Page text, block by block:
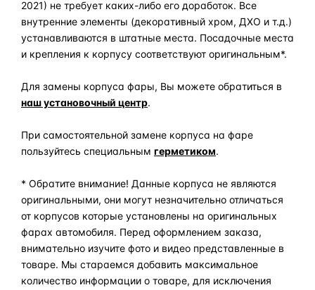
2021) не требует каких-либо его доработок. Все
внутренние элементы (декоративный хром, ДХО и т.д.)
устанавливаются в штатные места. Посадочные места
и крепления к корпусу соответствуют оригинальным*.
Для замены корпуса фары, Вы можете обратиться в
наш установочный центр.
При самостоятельной замене корпуса на фаре
пользуйтесь специальным герметиком.
* Обратите внимание! Данные корпуса не являются
оригинальными, они могут незначительно отличаться
от корпусов которые установлены на оригинальных
фарах автомобиля. Перед оформлением заказа,
внимательно изучите фото и видео представленные в
товаре. Мы стараемся добавить максимальное
количество информации о товаре, для исключения